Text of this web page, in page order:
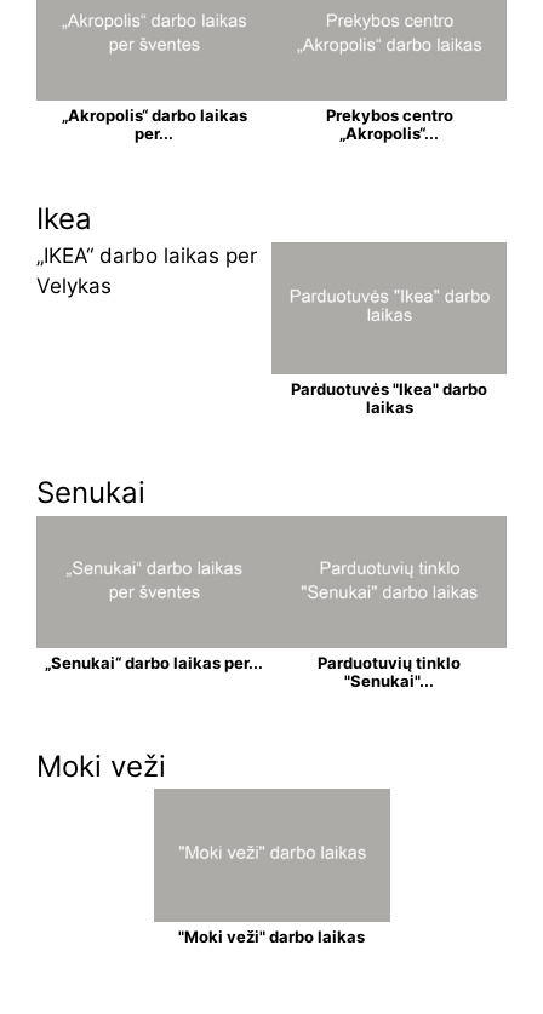
„Akropolis“ darbo laikas
per...
Prekybos centro
„Akropolis“...
Ikea
„IKEA“ darbo laikas per
Velykas
Parduotuvės "Ikea" darbo
laikas
Senukai
„Senukai“ darbo laikas per...
Parduotuvių tinklo
"Senukai"...
Moki veži
"Moki veži" darbo laikas